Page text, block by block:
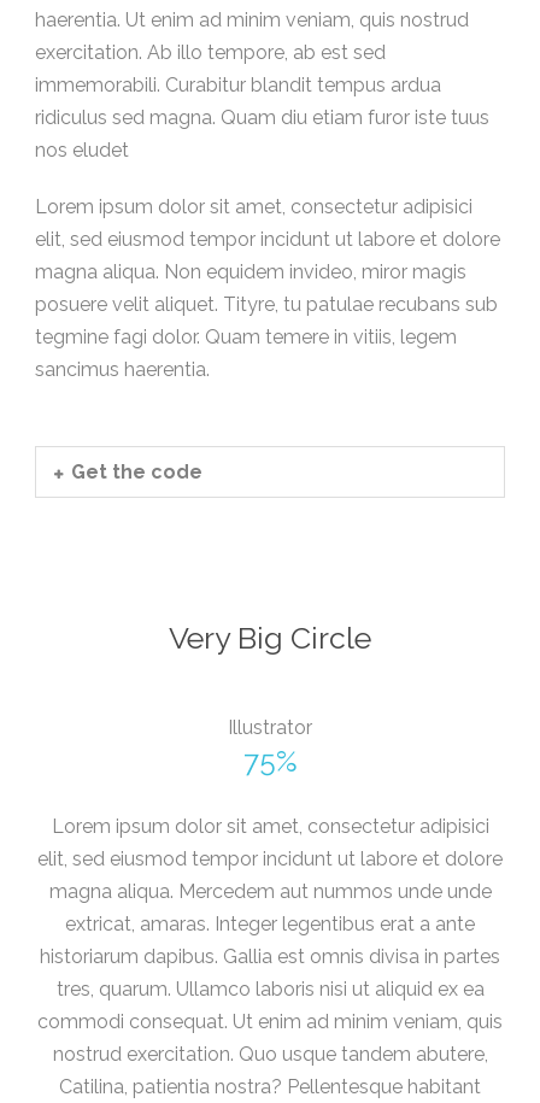
haerentia. Ut enim ad minim veniam, quis nostrud
exercitation. Ab illo tempore, ab est sed
immemorabili. Curabitur blandit tempus ardua
ridiculus sed magna. Quam diu etiam furor iste tuus
nos eludet
Lorem ipsum dolor sit amet, consectetur adipisici
elit, sed eiusmod tempor incidunt ut labore et dolore
magna aliqua. Non equidem invideo, miror magis
posuere velit aliquet. Tityre, tu patulae recubans sub
tegmine fagi dolor. Quam temere in vitiis, legem
sancimus haerentia.
Get the code
Very Big Circle
Illustrator
75%
Lorem ipsum dolor sit amet, consectetur adipisici
elit, sed eiusmod tempor incidunt ut labore et dolore
magna aliqua. Mercedem aut nummos unde unde
extricat, amaras. Integer legentibus erat a ante
historiarum dapibus. Gallia est omnis divisa in partes
tres, quarum. Ullamco laboris nisi ut aliquid ex ea
commodi consequat. Ut enim ad minim veniam, quis
nostrud exercitation. Quo usque tandem abutere,
Catilina, patientia nostra? Pellentesque habitant